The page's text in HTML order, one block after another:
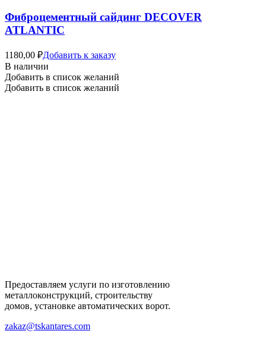
Фиброцементный сайдинг DECOVER
ATLANTIC
1180,00 ₽Добавить к заказу
В наличии
Добавить в список желаний
Добавить в список желаний
Предоставляем услуги по изготовлению
металлоконструкций, строительству
домов, установке автоматических ворот.
zakaz@tskantares.com